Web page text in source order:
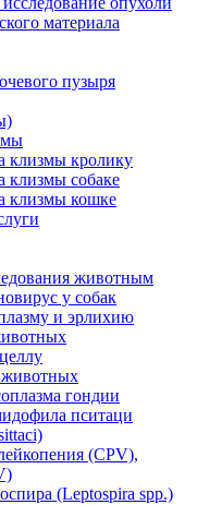
материала
пузыря
клизмы кролику
клизмы собаке
клизмы кошке
животным
у собак
и эрлихию
гондии
пситаци
(CPV),
(Leptospira spp.)